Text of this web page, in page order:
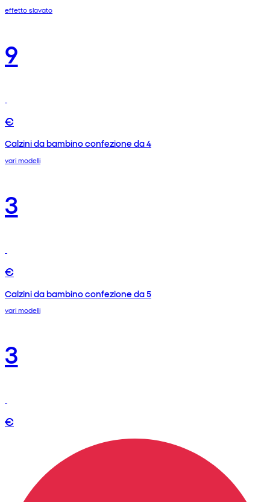
effetto slavato
9
€
Calzini da bambino confezione da 4
vari modelli
3
€
Calzini da bambino confezione da 5
vari modelli
3
€